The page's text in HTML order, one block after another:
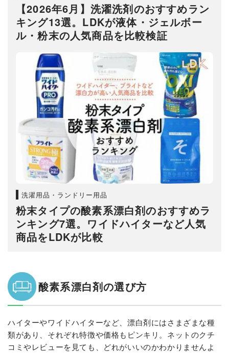
【2026年6月】洗濯洗剤のおすすめラン
キング13選。LDKが液体・ジェルボー
ル・粉末の人気商品を比較検証
洗濯用品・ランドリー用品
粉末タイプの酸素系漂白剤のおすすめラ
ンキング7選。ワイドハイターなど人気
商品をLDKが比較
酸素系漂白剤の選び方
ハイターやワイドハイターなど、漂白剤にはさまざまな種
類があり、それぞれ特徴や価格もピンキリ。ネットのクチ
コミやレビューを見ても、どれがいいのかわかりませんよ